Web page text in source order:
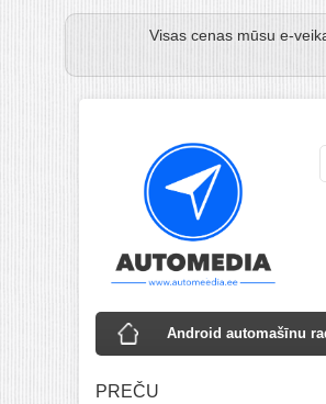
Visas cenas mūsu e-
Android automašīnu
PREČU